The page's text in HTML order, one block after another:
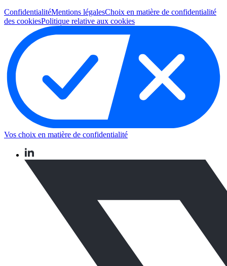
ConfidentialitéMentions légalesChoix en matière de confidentialité
des cookiesPolitique relative aux cookies
Vos choix en matière de confidentialité